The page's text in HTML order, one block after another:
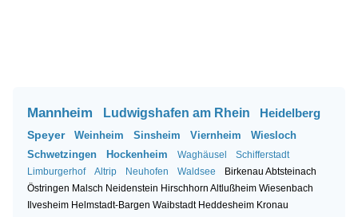
Mannheim Ludwigshafen am Rhein Heidelberg
Speyer Weinheim Sinsheim Viernheim
Wiesloch
Schwetzingen
Hockenheim Waghäusel
Schifferstadt
Limburgerhof
Altrip Neuhofen Waldsee Birkenau Abtsteinach
Östringen Malsch Neidenstein Hirschhorn Altlußheim Wiesenbach
Ilvesheim Helmstadt-Bargen Waibstadt Heddesheim Kronau